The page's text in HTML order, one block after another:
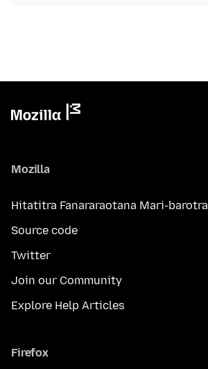
Mozilla
Hitatitra Fanararaotana Mari-barotra
Source code
Twitter
Join our Community
Explore Help Articles
Firefox